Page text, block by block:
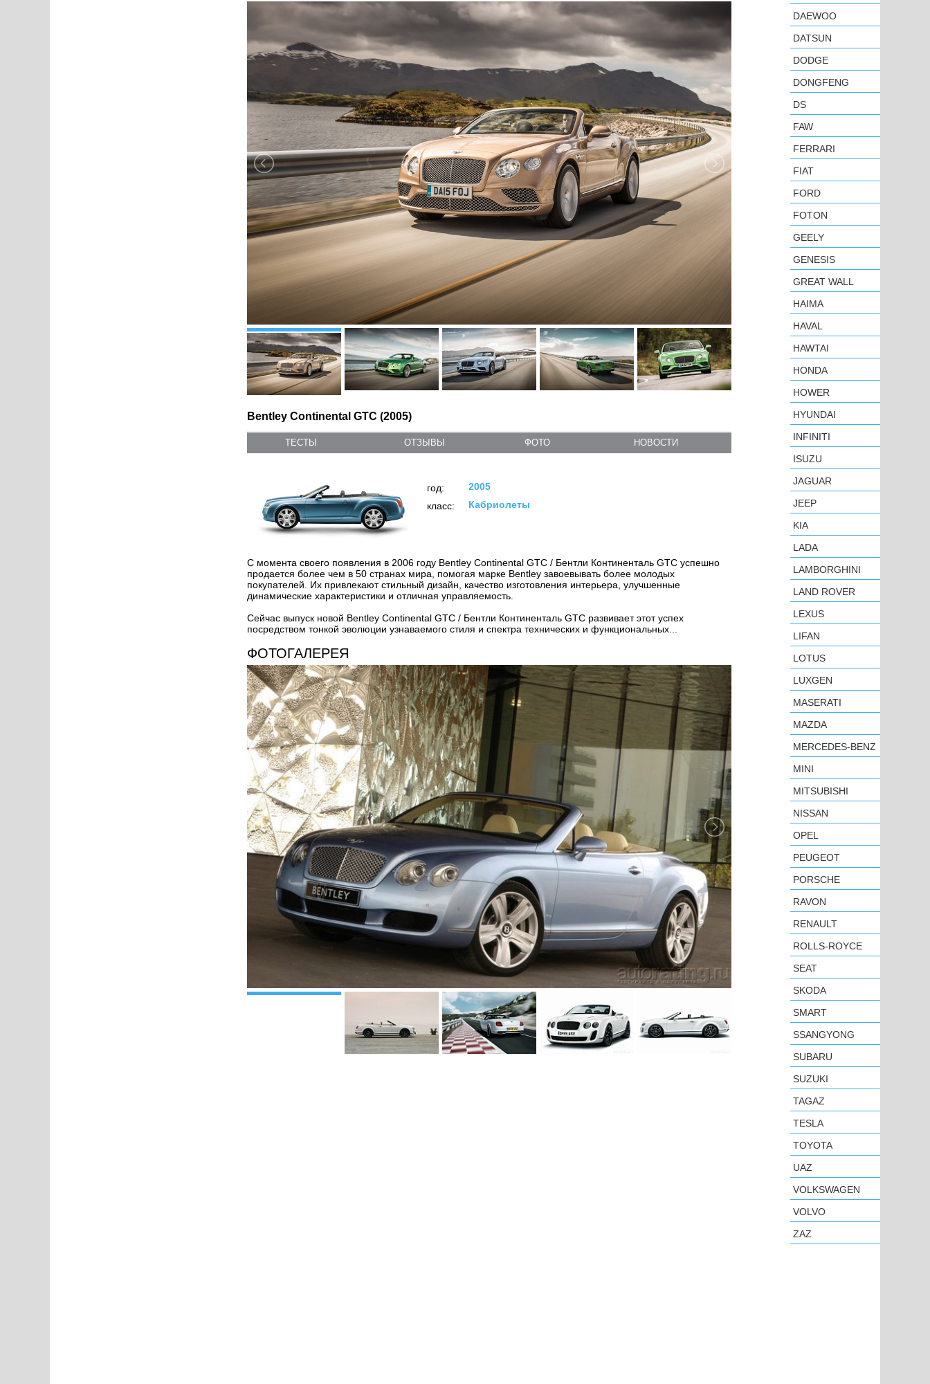
Bentley Continental GTC (2005)
ТЕСТЫ ОТЗЫВЫ ФОТО НОВОСТИ
год:
2005
класс:
Кабриолеты
С момента своего появления в 2006 году Bentley Continental GTC / Бентли Континенталь GTC успешно
продается более чем в 50 странах мира, помогая марке Bentley завоевывать более молодых
покупателей. Их привлекают стильный дизайн, качество изготовления интерьера, улучшенные
динамические характеристики и отличная управляемость.
Сейчас выпуск новой Bentley Continental GTC / Бентли Континенталь GTC развивает этот успех
посредством тонкой эволюции узнаваемого стиля и спектра технических и функциональных...
ФОТОГАЛЕРЕЯ
DAEWOO
DATSUN
DODGE
DONGFENG
DS
FAW
FERRARI
FIAT
FORD
FOTON
GEELY
GENESIS
GREAT WALL
HAIMA
HAVAL
HAWTAI
HONDA
HOWER
HYUNDAI
INFINITI
ISUZU
JAGUAR
JEEP
KIA
LADA
LAMBORGHINI
LAND ROVER
LEXUS
LIFAN
LOTUS
LUXGEN
MASERATI
MAZDA
MERCEDES-BENZ
MINI
MITSUBISHI
NISSAN
OPEL
PEUGEOT
PORSCHE
RAVON
RENAULT
ROLLS-ROYCE
SEAT
SKODA
SMART
SSANGYONG
SUBARU
SUZUKI
TAGAZ
TESLA
TOYOTA
UAZ
VOLKSWAGEN
VOLVO
ZAZ